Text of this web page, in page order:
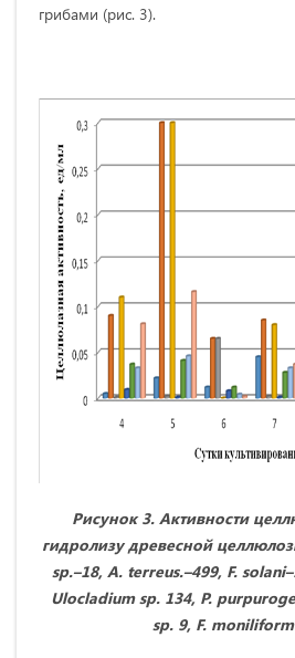
грибами (рис. 3).
Рисунок3. Активности
гидролизу древесной
sp.–18, A. terreus.–499, F. solani–
Ulocladium sp. 134, P.
sp. 9, F.